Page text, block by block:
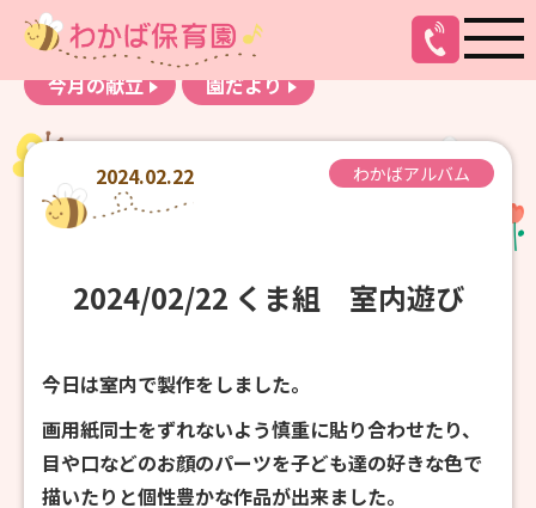
お知らせ
わかばアルバム
今月の献立
園だより
2024.02.22 わかばアルバム
2024/02/22 くま組 室内遊び
今日は室内で製作をしました。
画用紙同士をずれないよう慎重に貼り合わせたり、
目や口などのお顔のパーツを子ども達の好きな色で
描いたりと個性豊かな作品が出来ました。